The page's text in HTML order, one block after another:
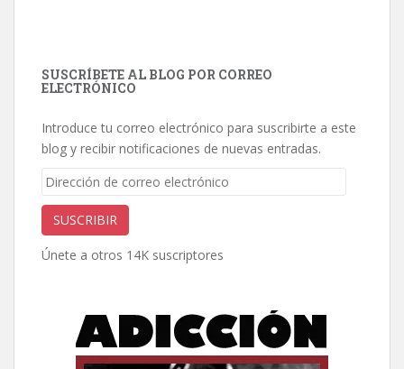
SUSCRÍBETE AL BLOG POR CORREO
ELECTRÓNICO
Introduce tu correo electrónico para suscribirte a este
blog y recibir notificaciones de nuevas entradas.
Dirección
correo
electrónico
SUSCRIBIR
Únete a otros 14K suscriptores